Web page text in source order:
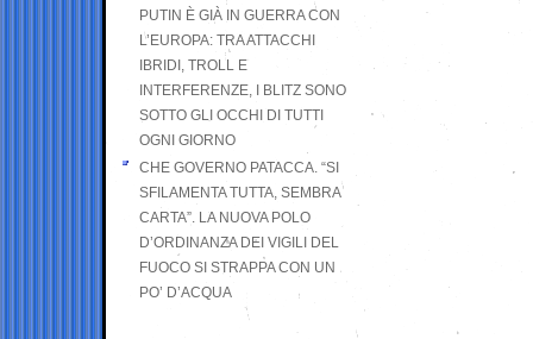
PUTIN È GIÀ IN GUERRA CON
L’EUROPA: TRA ATTACCHI
IBRIDI, TROLL E
INTERFERENZE, I BLITZ SONO
SOTTO GLI OCCHI DI TUTTI
OGNI GIORNO
CHE GOVERNO PATACCA. “SI
SFILAMENTA TUTTA, SEMBRA
CARTA”. LA NUOVA POLO
D’ORDINANZA DEI VIGILI DEL
FUOCO SI STRAPPA CON UN
PO’ D’ACQUA